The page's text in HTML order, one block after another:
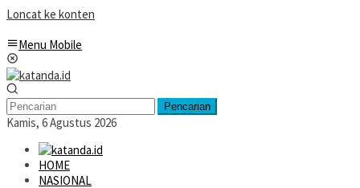
Loncat ke konten
Menu Mobile
Pencarian
Kamis, 6 Agustus 2026
HOME
NASIONAL